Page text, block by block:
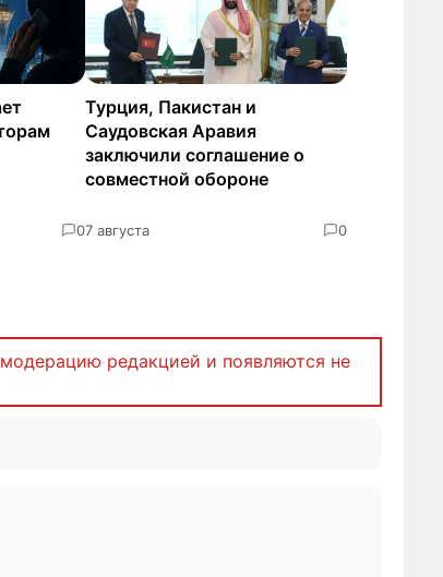
0
Турция, Пакистан и
Саудовская Аравия
заключили соглашение о
совместной обороне
7 августа 0
редакцией и появляются не